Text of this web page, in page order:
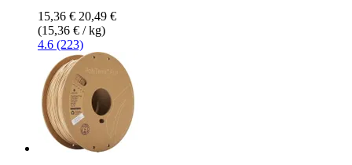
15,36 € 20,49 €
(15,36 € / kg)
4.6 (223)